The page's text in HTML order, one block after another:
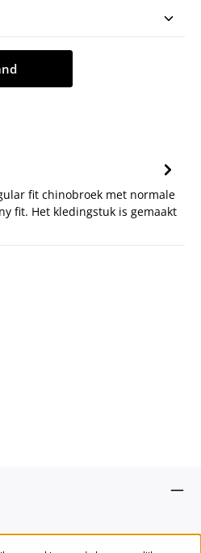
Voer de gewenste
fit chinobroek met normale
fit. Het kledingstuk is gemaakt